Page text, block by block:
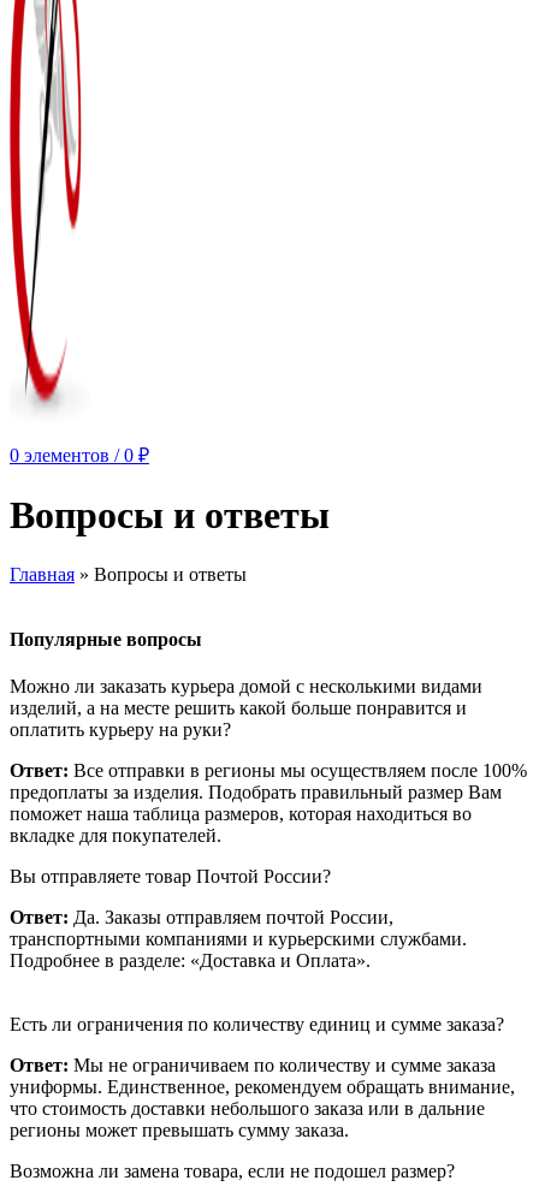
0 элементов / 0 ₽
Вопросы и ответы
Главная » Вопросы и ответы
Популярные вопросы
Можно ли заказать курьера домой с несколькими видами
изделий, а на месте решить какой больше понравится и
оплатить курьеру на руки?
Ответ: Все отправки в регионы мы осуществляем после 100%
предоплаты за изделия. Подобрать правильный размер Вам
поможет наша таблица размеров, которая находиться во
вкладке для покупателей.
Вы отправляете товар Почтой России?
Ответ: Да. Заказы отправляем почтой России,
транспортными компаниями и курьерскими службами.
Подробнее в разделе: «Доставка и Оплата».
Есть ли ограничения по количеству единиц и сумме заказа?
Ответ: Мы не ограничиваем по количеству и сумме заказа
униформы. Единственное, рекомендуем обращать внимание,
что стоимость доставки небольшого заказа или в дальние
регионы может превышать сумму заказа.
Возможна ли замена товара, если не подошел размер?